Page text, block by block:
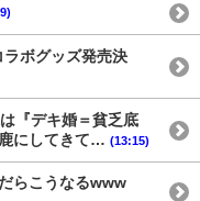
ボグッズ発売決
『デキ婚＝貧乏底
にしてきて… (13:15)
らこうなるwww